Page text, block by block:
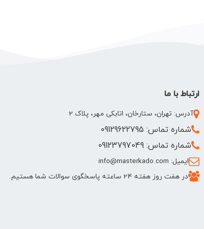
ارتباط با ما
آدرس: تهران، ستارخان، اتابکی مهر، پلاک 2
شماره تماس: 09129622795
شماره تماس: 09123797049
ایمیل: info@masterkado.com
در هفت روز هفته 24 ساعته پاسخگوی سوالات شما هستیم.